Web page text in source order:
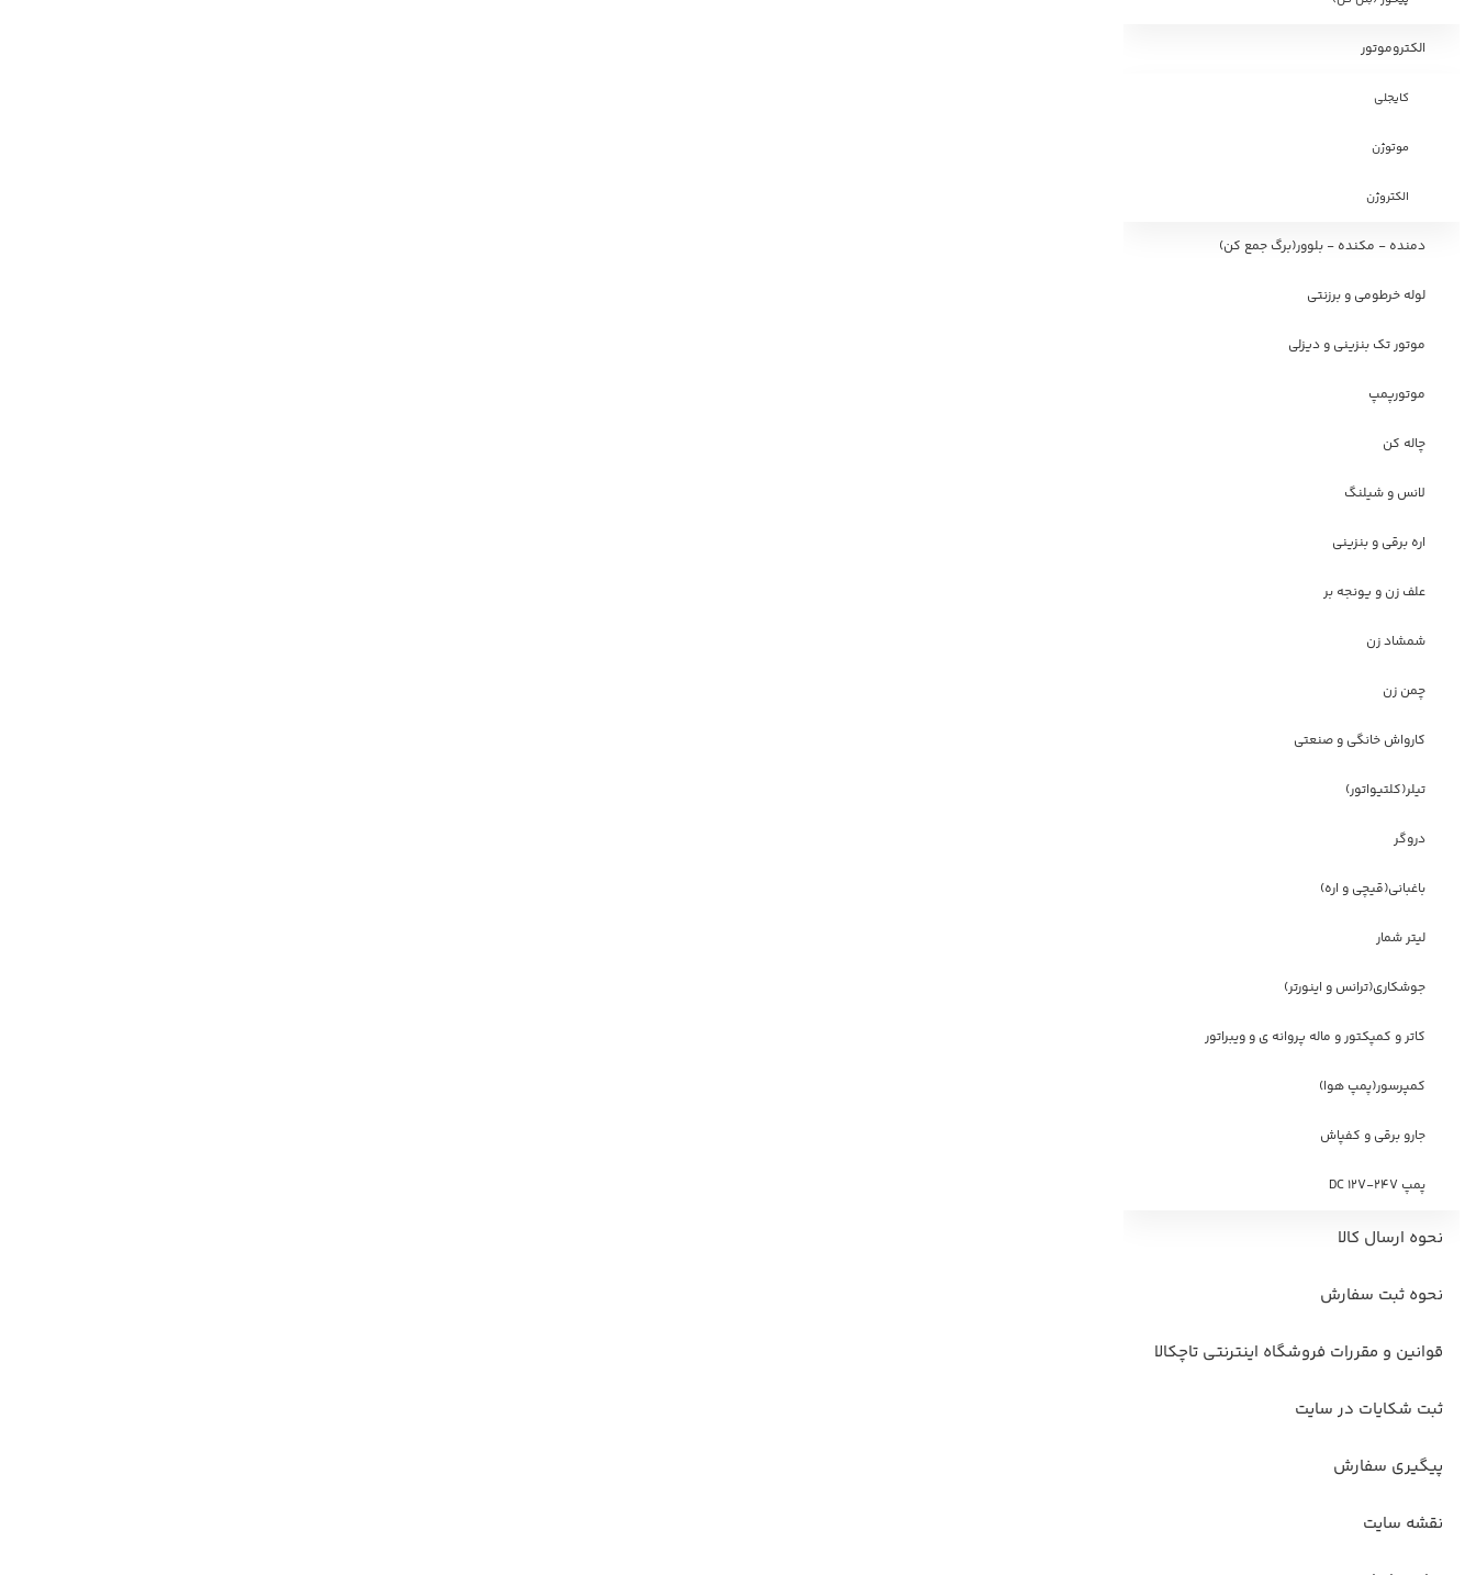
الکتروموتور
کایجلی
موتوژن
الکتروژن
دمنده - مکنده - بلوور(برگ جمع کن)
لوله خرطومی و برزنتی
موتور تک بنزینی و دیزلی
موتورپمپ
چاله کن
لانس و شیلنگ
اره برقی و بنزینی
علف زن و یونجه بر
شمشاد زن
چمن زن
کارواش خانگی و صنعتی
تیلر(کلتیواتور)
دروگر
باغبانی(قیچی و اره)
لیتر شمار
جوشکاری(ترانس و اینورتر)
کاتر و کمپکتور و ماله پروانه ی و ویبراتور
کمپرسور(پمپ هوا)
جارو برقی و کفپاش
پمپ DC 12V-24V
نحوه ارسال کالا
نحوه ثبت سفارش
قوانین و مقررات فروشگاه اینترنتی تاچکالا
ثبت شکایات در سایت
پیگیری سفارش
نقشه سایت